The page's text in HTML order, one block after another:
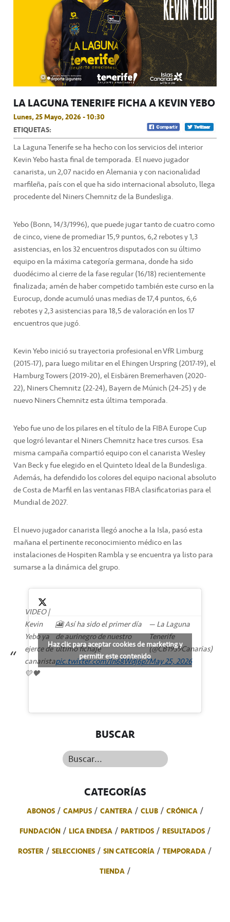
LA LAGUNA TENERIFE FICHA A KEVIN YEBO
Lunes, 25 Mayo, 2026 - 10:30
ETIQUETAS:
La Laguna Tenerife se ha hecho con los servicios del interior
Kevin Yebo hasta final de temporada. El nuevo jugador
canarista, un 2,07 nacido en Alemania y con nacionalidad
marfileña, país con el que ha sido internacional absoluto, llega
procedente del Niners Chemnitz de la Bundesliga.
Yebo (Bonn, 14/3/1996), que puede jugar tanto de cuatro como
de cinco, viene de promediar 15,9 puntos, 6,2 rebotes y 1,3
asistencias, en los 32 encuentros disputados con su último
equipo en la máxima categoría germana, donde ha sido
duodécimo al cierre de la fase regular (16/18) recientemente
finalizada; amén de haber competido también este curso en la
Eurocup, donde acumuló unas medias de 17,4 puntos, 6,6
rebotes y 2,3 asistencias para 18,5 de valoración en los 17
encuentros que jugó.
Kevin Yebo inició su trayectoria profesional en VfR Limburg
(2015-17), para luego militar en el Ehingen Urspring (2017-19), el
Hamburg Towers (2019-20), el Eisbären Bremerhaven (2020-
22), Niners Chemnitz (22-24), Bayern de Múnich (24-25) y de
nuevo Niners Chemnitz esta última temporada.
Yebo fue uno de los pilares en el título de la FIBA Europe Cup
que logró levantar el Niners Chemnitz hace tres cursos. Esa
misma campaña compartió equipo con el canarista Wesley
Van Beck y fue elegido en el Quinteto Ideal de la Bundesliga.
Además, ha defendido los colores del equipo nacional absoluto
de Costa de Marfil en las ventanas FIBA clasificatorias para el
Mundial de 2027.
El nuevo jugador canarista llegó anoche a la Isla, pasó esta
mañana el pertinente reconocimiento médico en las
instalaciones de Hospiten Rambla y se encuentra ya listo para
sumarse a la dinámica del grupo.
VIDEO |
Kevin
Yebo ya
ejerce de
canarista
💛🖤
🎦 Así ha sido el primer día
de aurinegro de nuestro
último fichaje
pic.twitter.com/ln68Wdj6p7
— La Laguna
Tenerife
(@CB1939Canarias)
May 25, 2026
Haz clic para aceptar cookies de marketing y
permitir este contenido
BUSCAR
Buscar...
CATEGORÍAS
ABONOS CAMPUS CANTERA CLUB
CRÓNICA
FUNDACIÓN
LIGA ENDESA PARTIDOS
RESULTADOS
ROSTER
SELECCIONES SIN CATEGORÍA
TEMPORADA
TIENDA